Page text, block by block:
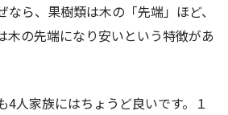
なら、果樹類は木の「先端」ほど、
木の先端になり安いという特徴があ
4人家族にはちょうど良いです。１